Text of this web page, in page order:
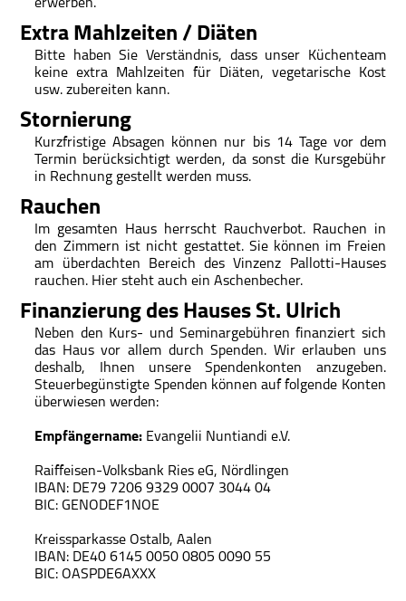
erwerben.
Extra Mahlzeiten / Diäten
Bitte haben Sie Verständnis, dass unser Küchenteam
keine extra Mahlzeiten für Diäten, vegetarische Kost
usw. zubereiten kann.
Stornierung
Kurzfristige Absagen können nur bis 14 Tage vor dem
Termin berücksichtigt werden, da sonst die Kursgebühr
in Rechnung gestellt werden muss.
Rauchen
Im gesamten Haus herrscht Rauchverbot. Rauchen in
den Zimmern ist nicht gestattet. Sie können im Freien
am überdachten Bereich des Vinzenz Pallotti-Hauses
rauchen. Hier steht auch ein Aschenbecher.
Finanzierung des Hauses St. Ulrich
Neben den Kurs- und Seminargebühren finanziert sich
das Haus vor allem durch Spenden. Wir erlauben uns
deshalb, Ihnen unsere Spendenkonten anzugeben.
Steuerbegünstigte Spenden können auf folgende Konten
überwiesen werden:
Empfängername: Evangelii Nuntiandi e.V.
Raiffeisen-Volksbank Ries eG, Nördlingen
IBAN: DE79 7206 9329 0007 3044 04
BIC: GENODEF1NOE
Kreissparkasse Ostalb, Aalen
IBAN: DE40 6145 0050 0805 0090 55
BIC: OASPDE6AXXX